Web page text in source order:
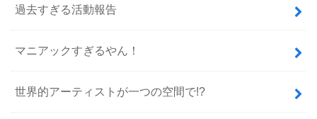
過去すぎる活動報告
マニアックすぎるやん！
世界的アーティストが一つの空間で!?